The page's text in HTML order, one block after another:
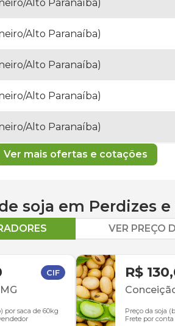
Alto Paranaíba)
Alto Paranaíba)
Alto Paranaíba)
Alto Paranaíba)
Alto Paranaíba)
Ver mais ofertas e cotações
soja em Perdizes e
VER PREÇO
CIF
MG
por saca de 60kg
R$
Preço da soja
Frete por